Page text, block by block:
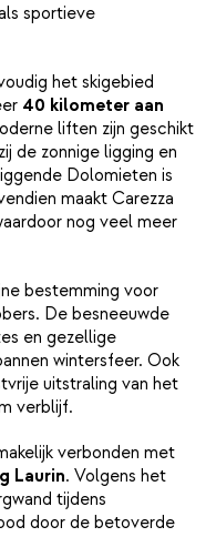
sportieve
het skigebied
40 kilometer aan
liften zijn geschikt
de zonnige ligging en
Dolomieten is
maakt Carezza
nog veel meer
bestemming voor
De besneeuwde
en gezellige
wintersfeer. Ook
uitstraling van het
verblijf.
verbonden met
Laurin. Volgens het
tijdens
door de betoverde